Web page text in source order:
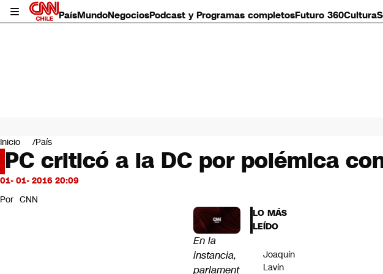
PaísMundoNegociosPodcast y Programas completosFuturo 360Cultura
Mundo
Negocios
Deportes
Programas completos
Servicios
Inicio País
PC criticó a la DC por polémica
01- 01- 2016 20:09
Por CNN
En la
instancia,
parlament
LO MÁS
LEÍDO
Joaquín
Lavín